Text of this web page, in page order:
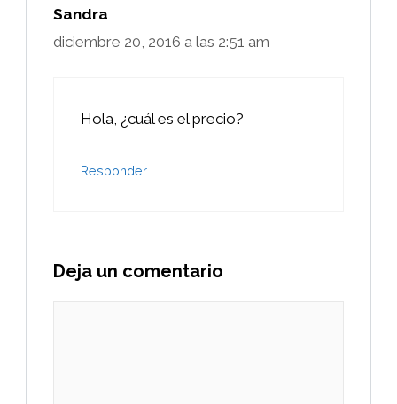
Sandra
diciembre 20, 2016 a las 2:51 am
Hola, ¿cuál es el precio?
Responder
Deja un comentario